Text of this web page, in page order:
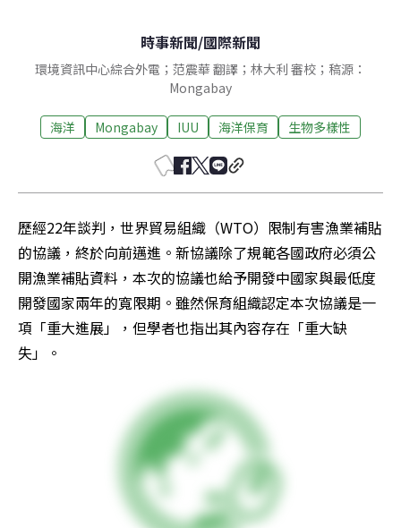
時事新聞/國際新聞
環境資訊中心綜合外電；范震華 翻譯；林大利 審校；稿源：
Mongabay
海洋 Mongabay IUU 海洋保育 生物多樣性
歷經22年談判，世界貿易組織（WTO）限制有害漁業補貼
的協議，終於向前邁進。新協議除了規範各國政府必須公
開漁業補貼資料，本次的協議也給予開發中國家與最低度
開發國家兩年的寬限期。雖然保育組織認定本次協議是一
項「重大進展」，但學者也指出其內容存在「重大缺
失」。